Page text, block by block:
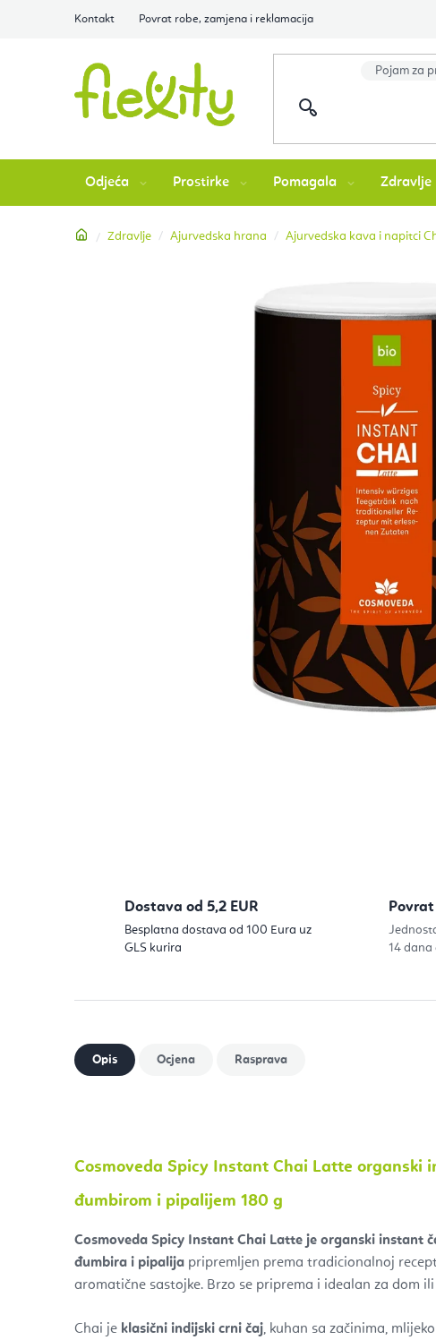
Kontakt Povrat robe, zamjena i reklamacija
Odjeća Prostirke Pomagala Zdravlje
Početna
Zdravlje Ajurvedska hrana Ajurvedska kava i napitci
Dostava od 5,2 EUR
Besplatna dostava od 100 Eura uz
GLS kurira
14 dana
Cosmoveda Spicy Instant Chai Latte organski
đumbirom i pipalijem 180 g
Cosmoveda Spicy Instant Chai Latte je organski instant
đumbira i pipalija pripremljen prema tradicionalnoj
aromatične sastojke. Brzo se priprema i idealan za dom
Chai je klasični indijski crni čaj, kuhan sa začinima,